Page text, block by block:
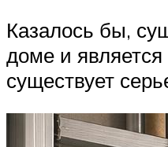
Казалось бы,
доме и
существует